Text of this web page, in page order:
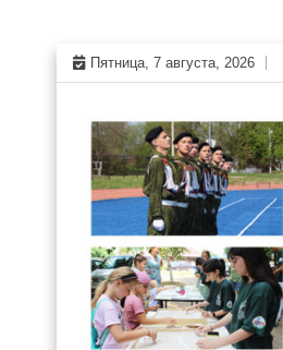
Skip
to
content
Пятница, 7 августа, 2026